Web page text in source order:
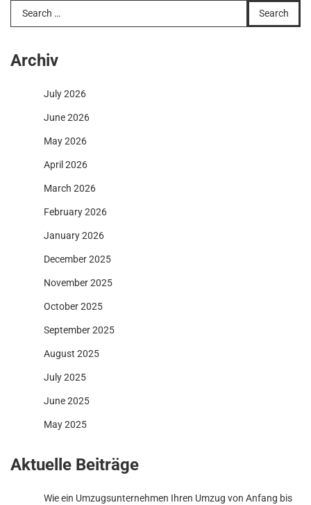
Search
for:
Archiv
July 2026
June 2026
May 2026
April 2026
March 2026
February 2026
January 2026
December 2025
November 2025
October 2025
September 2025
August 2025
July 2025
June 2025
May 2025
Aktuelle Beiträge
Wie ein Umzugsunternehmen Ihren Umzug von Anfang bis